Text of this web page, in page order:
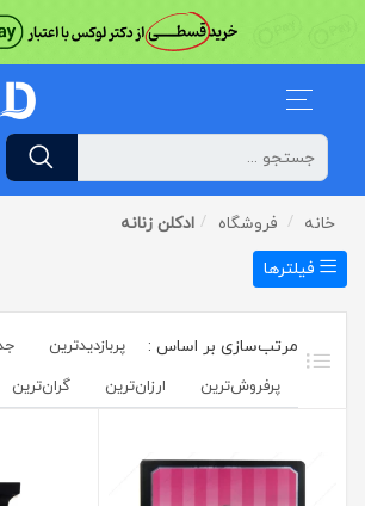
خانه فروشگاه
ادکلن زنانه
فیلترها
پربازدیدترین
پرفروش‌ترین‌
ارزان‌ترین گران‌ترین